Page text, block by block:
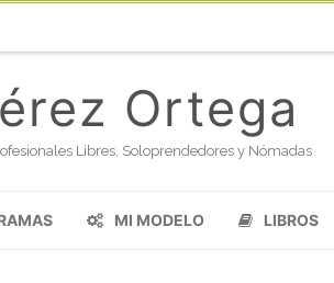
Ortega
Libres, Soloprendedores y Nómadas
MI MODELO LIBROS